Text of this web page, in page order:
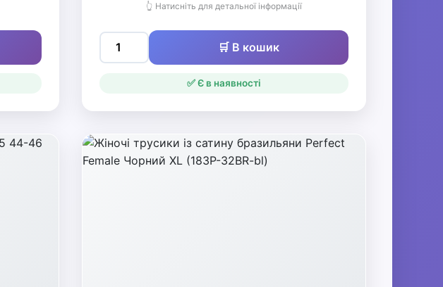
👆 Натисніть для детальної інформації
🛒 В кошик
✅ Є в наявності